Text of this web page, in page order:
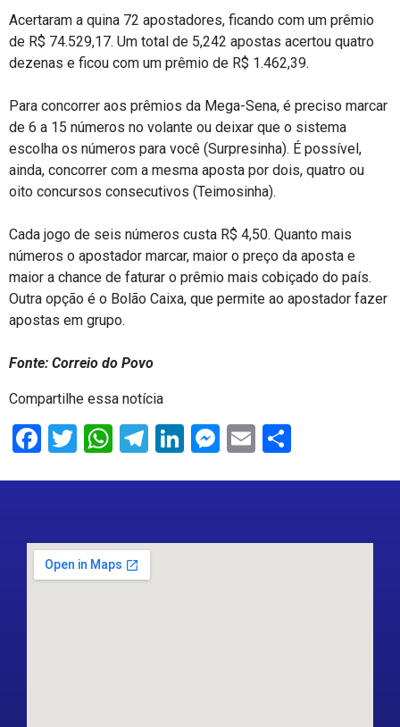
Acertaram a quina 72 apostadores, ficando com um prêmio
de R$ 74.529,17. Um total de 5,242 apostas acertou quatro
dezenas e ficou com um prêmio de R$ 1.462,39.
Para concorrer aos prêmios da Mega-Sena, é preciso marcar
de 6 a 15 números no volante ou deixar que o sistema
escolha os números para você (Surpresinha). É possível,
ainda, concorrer com a mesma aposta por dois, quatro ou
oito concursos consecutivos (Teimosinha).
Cada jogo de seis números custa R$ 4,50. Quanto mais
números o apostador marcar, maior o preço da aposta e
maior a chance de faturar o prêmio mais cobiçado do país.
Outra opção é o Bolão Caixa, que permite ao apostador fazer
apostas em grupo.
Fonte: Correio do Povo
Compartilhe essa notícia
Facebook
Twitter
WhatsApp
Telegram
LinkedIn
Messenger
Email